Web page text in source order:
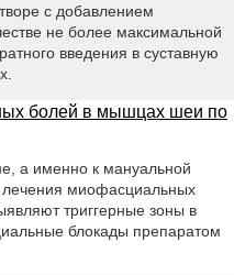
с добавлением
не более максимальной
введения в суставную
болей в мышцах шеи по
а именно к мануальной
лечения миофасциальных
триггерные зоны в
блокады препаратом